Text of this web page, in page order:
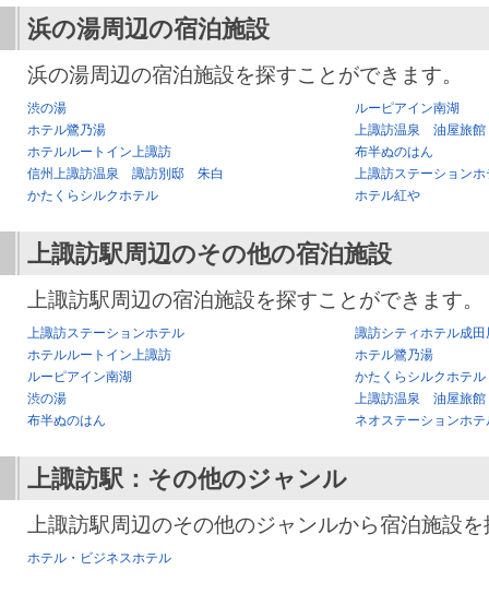
浜の湯周辺の宿泊施設
浜の湯周辺の宿泊施設を探すことができます。
渋の湯
ルーピアイン南湖
ホテル鷺乃湯
上諏訪温泉 油屋旅館
ホテルルートイン上諏訪
布半ぬのはん
信州上諏訪温泉 諏訪別邸 朱白
上諏訪ステーションホ
かたくらシルクホテル
ホテル紅や
上諏訪駅周辺のその他の宿泊施設
上諏訪駅周辺の宿泊施設を探すことができます。
上諏訪ステーションホテル
諏訪シティホテル成田
ホテルルートイン上諏訪
ホテル鷺乃湯
ルーピアイン南湖
かたくらシルクホテル
渋の湯
上諏訪温泉 油屋旅館
布半ぬのはん
ネオステーションホ
上諏訪駅 ：その他のジャンル
上諏訪駅周辺のその他のジャンルから宿泊施設
ホテル・ビジネスホテル